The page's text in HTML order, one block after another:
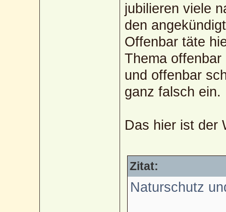
jubilieren viele
den
Offenbar täte
Thema
und offenbar
ganz falsch ein.
Das hier ist der
Zitat:
Naturschutz